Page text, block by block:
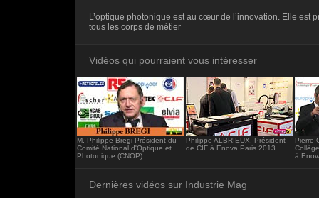
frameborder="0"></iframe>
L’optique photonique est au cœur de l’innovation. Elle est
tous les corps de métier
Vidéos qui pourraient vous intéresser
M. Philippe Bregi Président du
Comité National d'Optique et
Photonique (CNOP)
Philippe ALBRIEUX, Président
de CIF à Enova Paris 2013
Pierre
à
Dernières vidéos sur Industrie Mag